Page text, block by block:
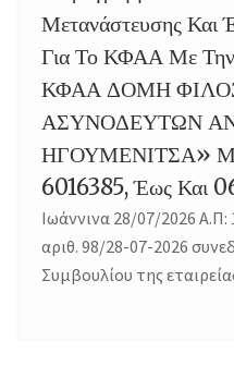
Μετανάστευσης
Για Το ΚΦΑΑ Με Την
ΚΦΑΑ ΔΟΜΗ
ΑΣΥΝΟΔΕΥΤΩΝ
ΗΓΟΥΜΕΝΙΤΣΑ»
6016385, Έως Και
Ιωάννινα 28/07/2026 Α.Π:
αριθ. 98/28-07-2026
Συμβουλίου της